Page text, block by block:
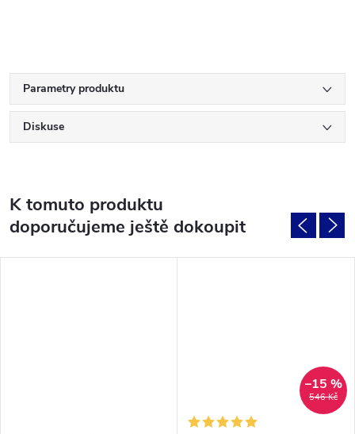
Parametry produktu
Diskuse
K tomuto produktu
doporučujeme ještě dokoupit
546 Kč
–15 %